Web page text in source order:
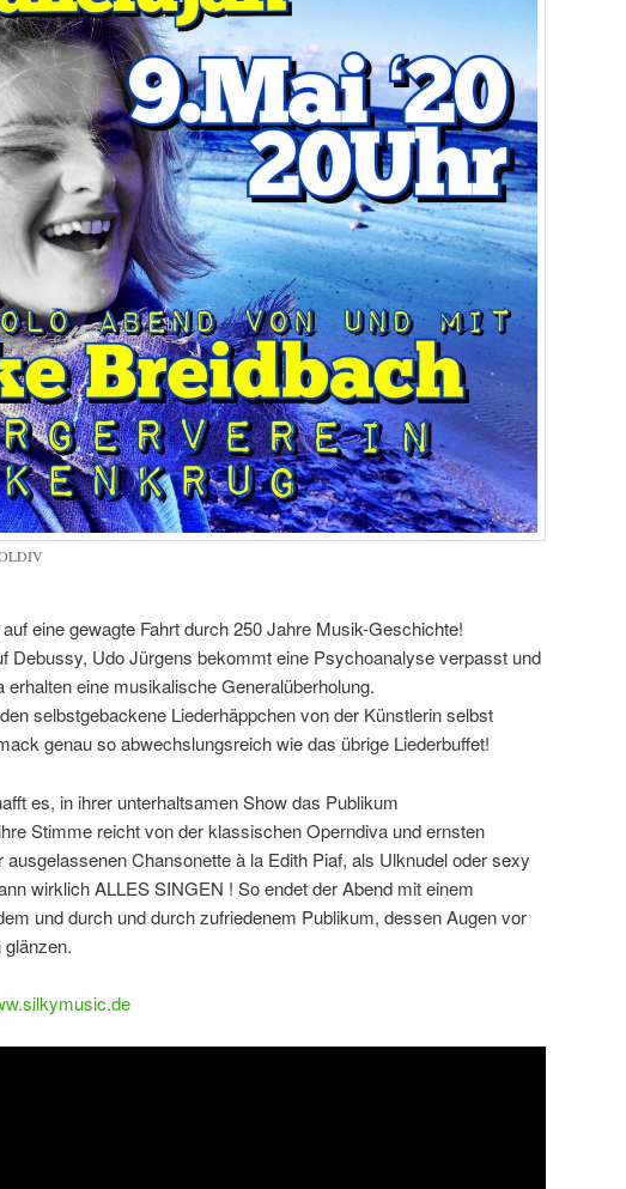
eine gewagte Fahrt durch 250 Jahre Musik-Geschichte!
Debussy, Udo Jürgens bekommt eine Psychoanalyse verpasst und
erhalten eine musikalische Generalüberholung.
selbstgebackene Liederhäppchen von der Künstlerin selbst
genau so abwechslungsreich wie das übrige Liederbuffet!
es, in ihrer unterhaltsamen Show das Publikum
Stimme reicht von der klassischen Operndiva und ernsten
ausgelassenen Chansonette à la Edith Piaf, als Ulknudel oder sexy
wirklich ALLES SINGEN ! So endet der Abend mit einem
und durch und durch zufriedenem Publikum, dessen Augen vor
glänzen.